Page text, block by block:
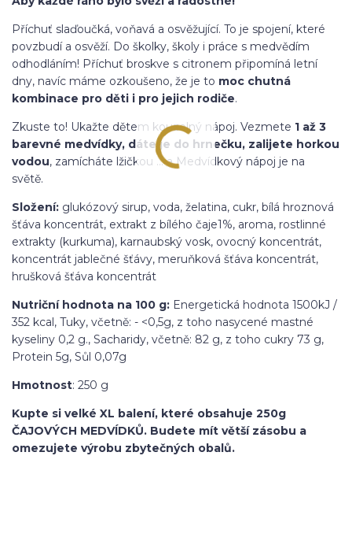
Příchuť slaďoučká, voňavá a osvěžující. To je spojení, které
povzbudí a osvěží. Do školky, školy i práce s medvědím
odhodláním! Příchuť broskve s citronem připomíná letní
dny, navíc máme ozkoušeno, že je to moc chutná
kombinace pro děti i pro jejich rodiče.
Zkuste to! Ukažte dětem kouzelný nápoj. Vezmete 1 až 3
barevné medvídky, dáte je do hrnečku, zalijete horkou
vodou, zamícháte lžičkou … a Medvídkový nápoj je na
světě.
Složení: glukózový sirup, voda, želatina, cukr, bílá hroznová
šťáva koncentrát, extrakt z bílého čaje1%, aroma, rostlinné
extrakty (kurkuma), karnaubský vosk, ovocný koncentrát,
koncentrát jablečné šťávy, meruňková šťáva koncentrát,
hrušková šťáva koncentrát
Nutriční hodnota na 100 g: Energetická hodnota 1500kJ /
352 kcal, Tuky, včetně: - <0,5g, z toho nasycené mastné
kyseliny 0,2 g., Sacharidy, včetně: 82 g, z toho cukry 73 g,
Protein 5g, Sůl 0,07g
Hmotnost: 250 g
Kupte si velké XL balení, které obsahuje 250g
ČAJOVÝCH MEDVÍDKŮ. Budete mít větší zásobu a
omezujete výrobu zbytečných obalů.